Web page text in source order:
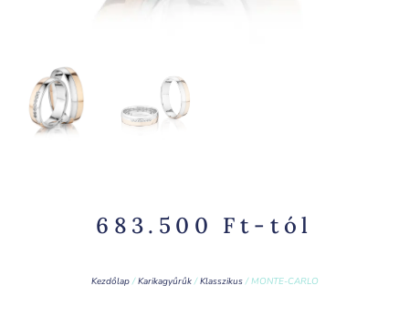
683.500 Ft-tól
Kezdőlap/Karikagyűrűk/Klasszikus/ MONTE-CARLO